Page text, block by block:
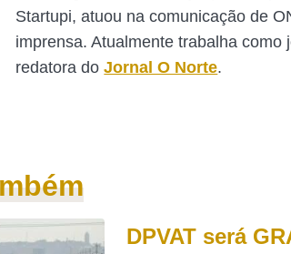
Startupi, atuou na comunicação de
imprensa. Atualmente trabalha como
redatora doJornal O Norte.
DPVAT será